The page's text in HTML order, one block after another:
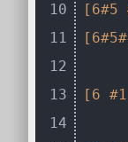
10
11
12
13
14
[6#5
[6